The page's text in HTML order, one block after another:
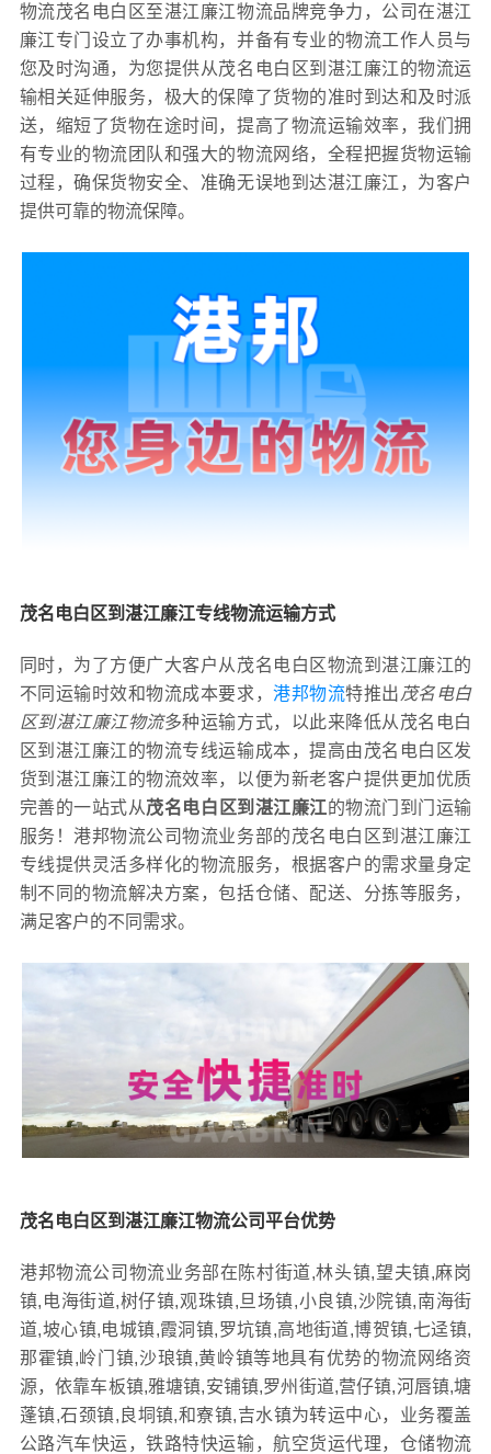
物流茂名电白区至湛江廉江物流品牌竞争力，公司在湛江
廉江专门设立了办事机构，并备有专业的物流工作人员与
您及时沟通，为您提供从茂名电白区到湛江廉江的物流运
输相关延伸服务，极大的保障了货物的准时到达和及时派
送，缩短了货物在途时间，提高了物流运输效率，我们拥
有专业的物流团队和强大的物流网络，全程把握货物运输
过程，确保货物安全、准确无误地到达湛江廉江，为客户
提供可靠的物流保障。
茂名电白区到湛江廉江专线物流运输方式
同时，为了方便广大客户从茂名电白区物流到湛江廉江的
不同运输时效和物流成本要求，港邦物流特推出 茂名电白
区到湛江廉江物流多种运输方式，以此来降低从茂名电白
区到湛江廉江的物流专线运输成本，提高由茂名电白区发
货到湛江廉江的物流效率，以便为新老客户提供更加优质
完善的一站式从茂名电白区到湛江廉江的物流门到门运输
服务！港邦物流公司物流业务部的茂名电白区到湛江廉江
专线提供灵活多样化的物流服务，根据客户的需求量身定
制不同的物流解决方案，包括仓储、配送、分拣等服务，
满足客户的不同需求。
茂名电白区到湛江廉江物流公司平台优势
港邦物流公司物流业务部在陈村街道,林头镇,望夫镇,麻岗
镇,电海街道,树仔镇,观珠镇,旦场镇,小良镇,沙院镇,南海街
道,坡心镇,电城镇,霞洞镇,罗坑镇,高地街道,博贺镇,七迳镇,
那霍镇,岭门镇,沙琅镇,黄岭镇等地具有优势的物流网络资
源，依靠车板镇,雅塘镇,安铺镇,罗州街道,营仔镇,河唇镇,塘
蓬镇,石颈镇,良垌镇,和寮镇,吉水镇为转运中心，业务覆盖
公路汽车快运，铁路特快运输，航空货运代理，仓储物流